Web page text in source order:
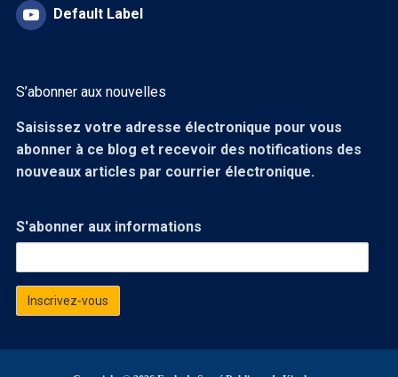
Default Label
S’abonner aux nouvelles
Saisissez votre adresse électronique pour vous
abonner à ce blog et recevoir des notifications des
nouveaux articles par courrier électronique.
S'abonner aux informations